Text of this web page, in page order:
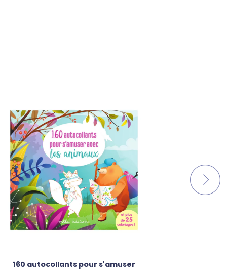
160 autocollants pour s'amuser